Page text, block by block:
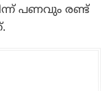
പണവും രണ്ട്